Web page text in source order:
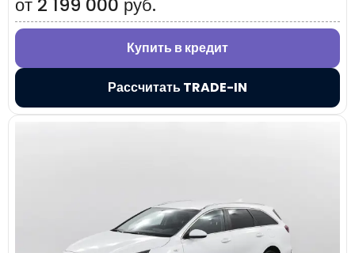
от 2 199 000 руб.
Купить в кредит
Рассчитать TRADE-IN